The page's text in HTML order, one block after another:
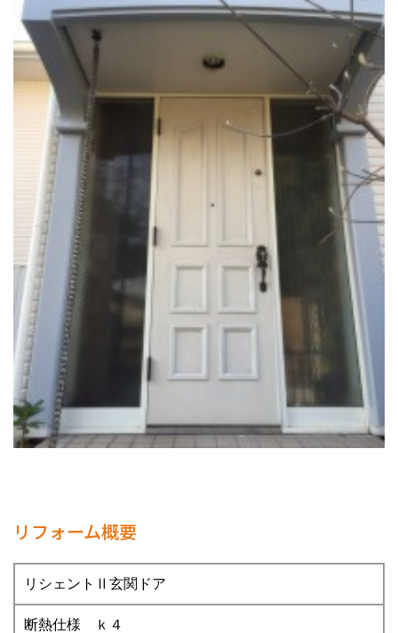
リフォーム概要
リシェントⅡ玄関ドア
断熱仕様 ｋ４